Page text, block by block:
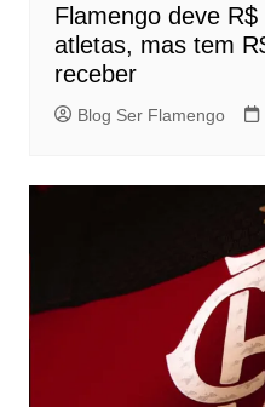
Flamengo deve
atletas, mas tem
receber
Blog Ser Flamengo